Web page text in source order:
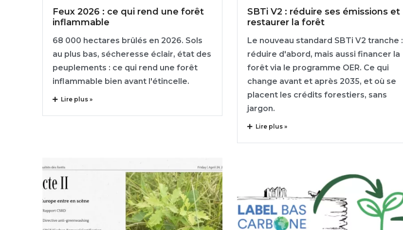
Feux 2026 : ce qui rend une forêt
inflammable
68 000 hectares brûlés en 2026. Sols
au plus bas, sécheresse éclair, état des
peuplements : ce qui rend une forêt
inflammable bien avant l'étincelle.
Lire plus »
SBTi V2 : réduire ses émissions et
restaurer la forêt
Le nouveau standard SBTi V2 tranche :
réduire d'abord, mais aussi financer la
forêt via le programme OER. Ce qui
change avant et après 2035, et où se
placent les crédits forestiers, sans
jargon.
Lire plus »